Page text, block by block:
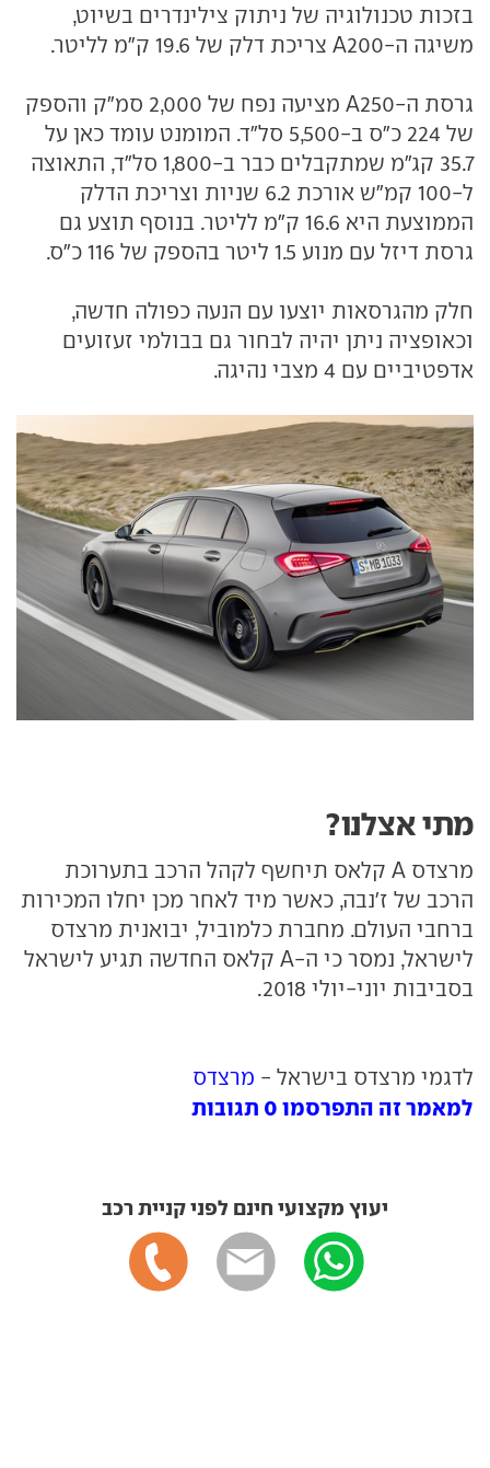
בזכות טכנולוגיה של ניתוק צילינדרים בשיוט,
משיגה ה-A200 צריכת דלק של 19.6 ק"מ לליטר.
גרסת ה-A250 מציעה נפח של 2,000 סמ"ק והספק
של 224 כ"ס ב-5,500 סל"ד. המומנט עומד כאן על
35.7 קג"מ שמתקבלים כבר ב-1,800 סל"ד, התאוצה
ל-100 קמ"ש אורכת 6.2 שניות וצריכת הדלק
הממוצעת היא 16.6 ק"מ לליטר. בנוסף תוצע גם
גרסת דיזל עם מנוע 1.5 ליטר בהספק של 116 כ"ס.
חלק מהגרסאות יוצעו עם הנעה כפולה חדשה,
וכאופציה ניתן יהיה לבחור גם בבולמי זעזועים
אדפטיביים עם 4 מצבי נהיגה.
מתי אצלנו?
מרצדס A קלאס תיחשף לקהל הרכב בתערוכת
הרכב של ז'נבה, כאשר מיד לאחר מכן יחלו המכירות
ברחבי העולם. מחברת כלמוביל, יבואנית מרצדס
לישראל, נמסר כי ה-A קלאס החדשה תגיע לישראל
בסביבות יוני-יולי 2018.
לדגמי מרצדס בישראל - מרצדס
למאמר זה התפרסמו 0 תגובות
יעוץ מקצועי חינם לפני קניית רכב